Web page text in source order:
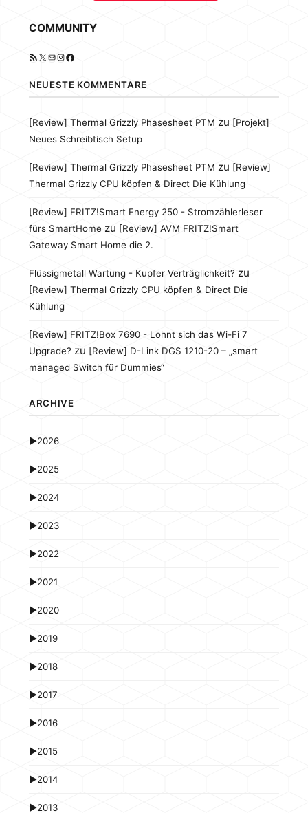
COMMUNITY
RSS-Feed
X E-MailInstagram
Facebook
NEUESTE KOMMENTARE
[Review] Thermal Grizzly Phasesheet PTM zu [Projekt]
Neues Schreibtisch Setup
[Review] Thermal Grizzly Phasesheet PTM zu [Review]
Thermal Grizzly CPU köpfen & Direct Die Kühlung
[Review] FRITZ!Smart Energy 250 - Stromzählerleser
fürs SmartHome zu [Review] AVM FRITZ!Smart
Gateway Smart Home die 2.
Flüssigmetall Wartung - Kupfer Verträglichkeit? zu
[Review] Thermal Grizzly CPU köpfen & Direct Die
Kühlung
[Review] FRITZ!Box 7690 - Lohnt sich das Wi-Fi 7
Upgrade? zu [Review] D-Link DGS 1210-20 – „smart
managed Switch für Dummies“
ARCHIVE
►2026
►2025
►2024
►2023
►2022
►2021
►2020
►2019
►2018
►2017
►2016
►2015
►2014
►2013